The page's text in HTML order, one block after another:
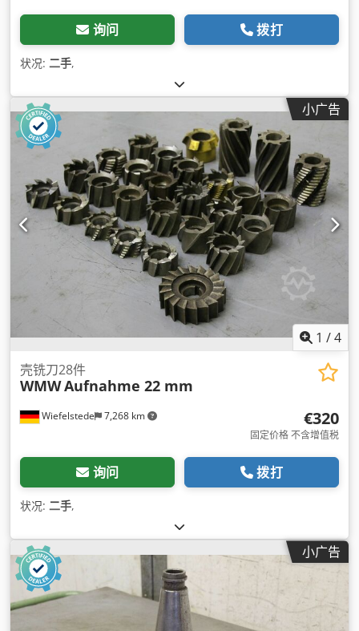
询问 拨打
状况: 二手,
小广告
1 /4
Wiefelstede 7,268 km
壳铣刀28件
WMWAufnahme 22 mm
€320
固定价格 不含增值税
询问 拨打
状况: 二手,
小广告